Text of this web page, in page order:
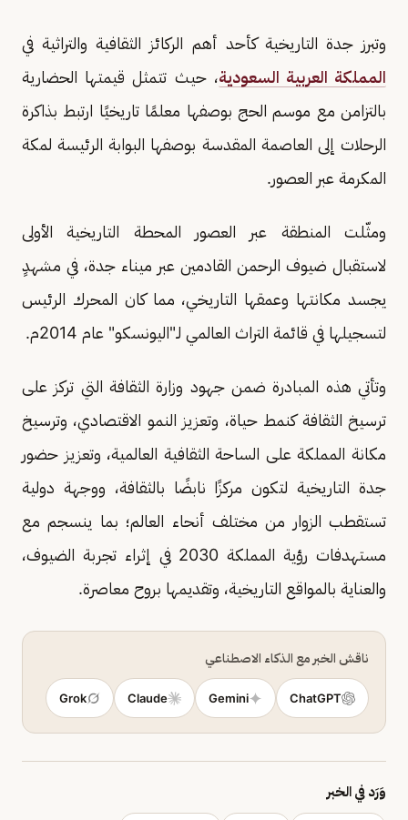
وتبرز جدة التاريخية كأحد أهم الركائز الثقافية والتراثية في
المملكة العربية السعودية، حيث تتمثل قيمتها الحضارية
بالتزامن مع موسم الحج بوصفها معلمًا تاريخيًا ارتبط بذاكرة
الرحلات إلى العاصمة المقدسة بوصفها البوابة الرئيسة لمكة
المكرمة عبر العصور.
ومثّلت المنطقة عبر العصور المحطة التاريخية الأولى
لاستقبال ضيوف الرحمن القادمين عبر ميناء جدة، في مشهدٍ
يجسد مكانتها وعمقها التاريخي، مما كان المحرك الرئيس
لتسجيلها في قائمة التراث العالمي لـ"اليونسكو" عام 2014م.
وتأتي هذه المبادرة ضمن جهود وزارة الثقافة التي تركز على
ترسيخ الثقافة كنمط حياة، وتعزيز النمو الاقتصادي، وترسيخ
مكانة المملكة على الساحة الثقافية العالمية، وتعزيز حضور
جدة التاريخية لتكون مركزًا نابضًا بالثقافة، ووجهة دولية
تستقطب الزوار من مختلف أنحاء العالم؛ بما ينسجم مع
مستهدفات رؤية المملكة 2030 في إثراء تجربة الضيوف،
والعناية بالمواقع التاريخية، وتقديمها بروح معاصرة.
ناقش الخبر مع الذكاء الاصطناعي
ChatGPT
Gemini
Claude
Grok
وَرَد في الخبر